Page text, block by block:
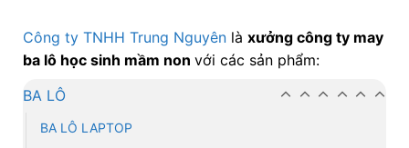
Công ty TNHH Trung Nguyênlà xưởng công ty may
ba lô học sinh mầm non với các sản phẩm:
BA LÔ
BA LÔ LAPTOP